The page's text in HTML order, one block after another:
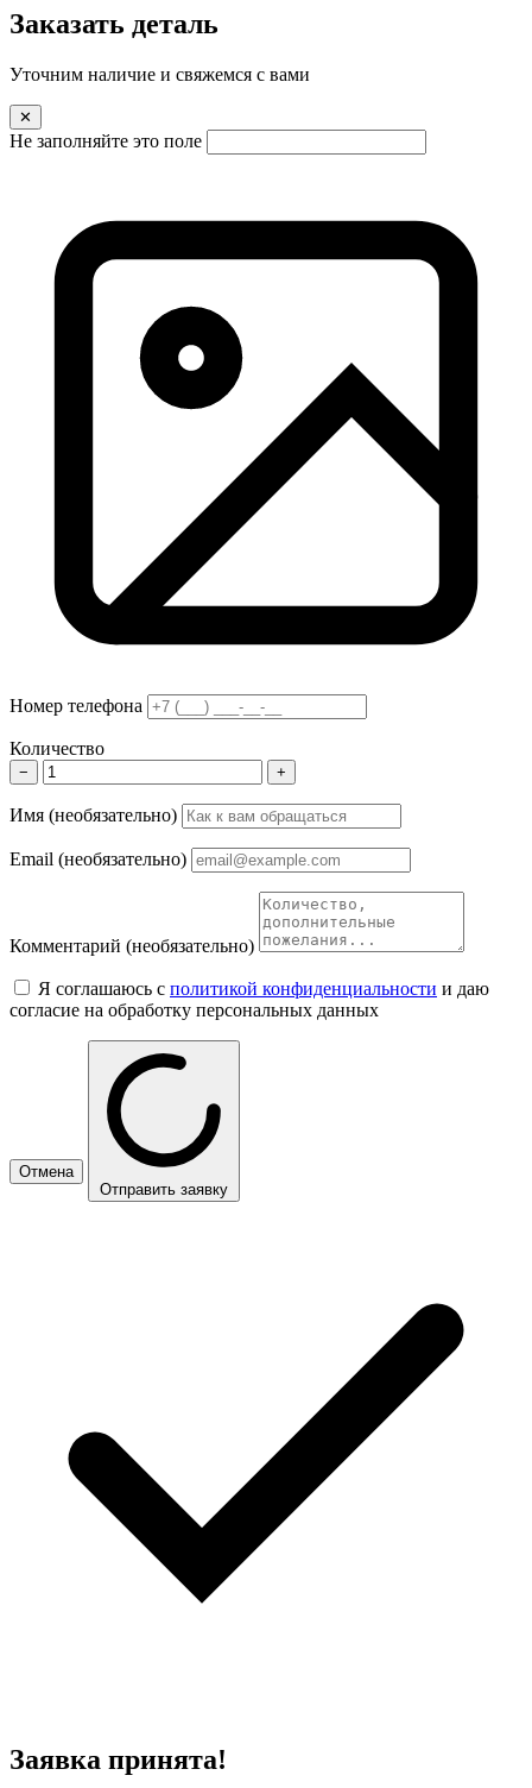
Заказать деталь
Уточним наличие и свяжемся с вами
✕
Не заполняйте это поле
Номер телефона
Количество
− +
Имя (необязательно)
Email (необязательно)
Комментарий (необязательно)
Я соглашаюсь с политикой конфиденциальности и даю
согласие на обработку персональных данных
Отмена
Отправить заявку
Заявка принята!